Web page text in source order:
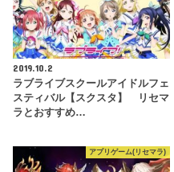
2019.10.2
ラブライブスクールアイドルフェ
スティバル【スクスタ】 リセマ
ラとおすすめ…
アプリゲーム(リセマラ)